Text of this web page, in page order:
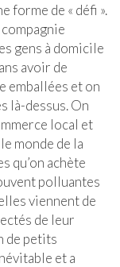
forme de « défi ».
gens à domicile
avoir de
emballées et on
là-dessus. On
local et
monde de la
qu’on achète
polluantes
viennent de
de leur
de petits
et a